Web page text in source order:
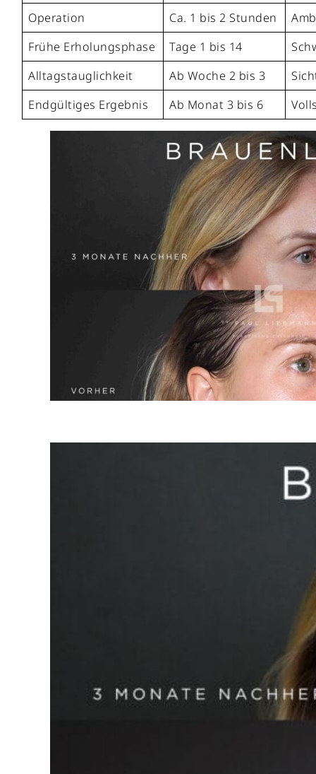
Operation
Ca. 1 bis 2 Stunden
Frühe Erholungsphase
Tage 1 bis 14
Alltagstauglichkeit
Ab Woche 2 bis 3
Endgültiges Ergebnis
Ab Monat 3 bis 6